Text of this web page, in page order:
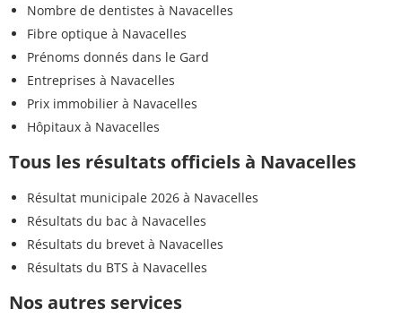
Nombre de dentistes à Navacelles
Fibre optique à Navacelles
Prénoms donnés dans le Gard
Entreprises à Navacelles
Prix immobilier à Navacelles
Hôpitaux à Navacelles
Tous les résultats officiels à Navacelles
Résultat municipale 2026 à Navacelles
Résultats du bac à Navacelles
Résultats du brevet à Navacelles
Résultats du BTS à Navacelles
Nos autres services